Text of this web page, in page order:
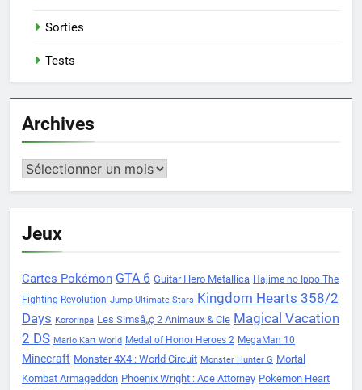
Sorties
Tests
Archives
Archives
Jeux
Cartes Pokémon GTA 6 Guitar Hero Metallica Hajime no Ippo The
Fighting Revolution Jump Ultimate Stars Kingdom Hearts 358/2
Days Kororinpa Les Simsâ„¢ 2 Animaux & Cie Magical Vacation
2 DS Mario Kart World Medal of Honor Heroes 2 MegaMan 10
Minecraft Monster 4X4 : World Circuit Monster Hunter G Mortal
Kombat Armageddon Phoenix Wright : Ace Attorney Pokemon Heart